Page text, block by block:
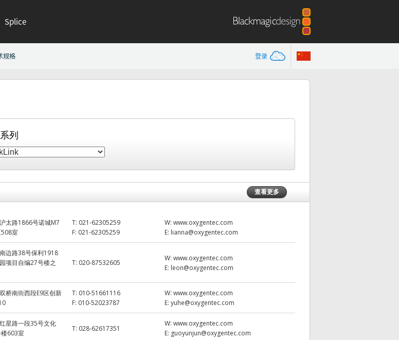
Splice
登录
规格
列
查看更多
太路1866号诺城M7
室
T: 021-62305259
F: 021-62305259
W:www.oxygentec.com
E: lianna@oxygentec.com
边路38号保利1918
项目自编27号楼之
T: 020-87532605
W:www.oxygentec.com
E: leon@oxygentec.com
桥南街西段E9区创新
T: 010-51661116
F: 010-52023787
W:www.oxygentec.com
E:yuhe@oxygentec.com
星路一段35号文化
603室
T: 028-62617351
W:www.oxygentec.com
E: guoyunjun@oxygentec.com